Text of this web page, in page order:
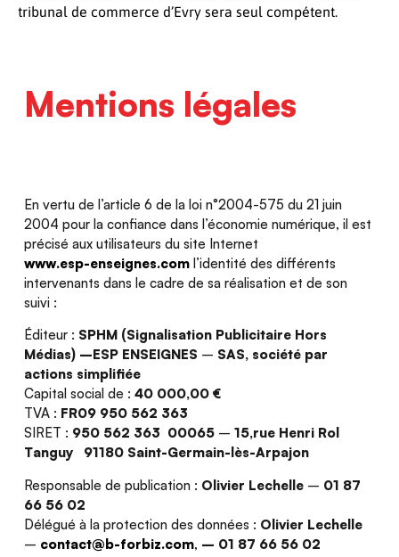
tribunal de commerce d’Evry sera seul compétent.
Mentions légales
En vertu de l’article 6 de la loi n°2004-575 du 21 juin
2004 pour la confiance dans l’économie numérique, il est
précisé aux utilisateurs du site Internet
www.esp-enseignes.com l’identité des différents
intervenants dans le cadre de sa réalisation et de son
suivi :
Éditeur : SPHM (Signalisation Publicitaire Hors
Médias) –ESP ENSEIGNES – SAS, société par
actions simplifiée
Capital social de : 40 000,00 €
TVA : FR09 950 562 363
SIRET : 950 562 363 00065 – 15,rue Henri Rol
Tanguy 91180 Saint-Germain-lès-Arpajon
Responsable de publication : Olivier Lechelle– 01 87
66 56 02
Délégué à la protection des données : Olivier Lechelle
– contact@b-forbiz.com, – 01 87 66 56 02